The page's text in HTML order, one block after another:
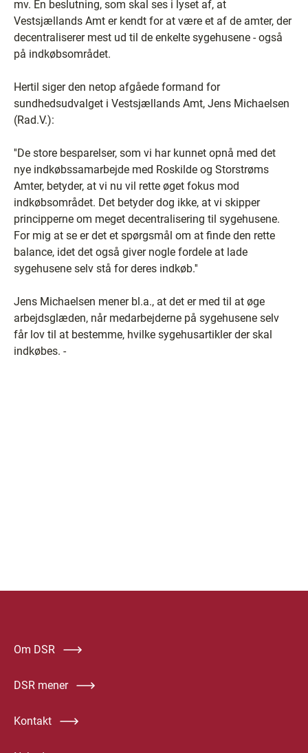
mv. En beslutning, som skal ses i lyset af, at
Vestsjællands Amt er kendt for at være et af de amter, der
decentraliserer mest ud til de enkelte sygehusene - også
på indkøbsområdet.
Hertil siger den netop afgåede formand for
sundhedsudvalget i Vestsjællands Amt, Jens Michaelsen
(Rad.V.):
''De store besparelser, som vi har kunnet opnå med det
nye indkøbssamarbejde med Roskilde og Storstrøms
Amter, betyder, at vi nu vil rette øget fokus mod
indkøbsområdet. Det betyder dog ikke, at vi skipper
principperne om meget decentralisering til sygehusene.
For mig at se er det et spørgsmål om at finde den rette
balance, idet det også giver nogle fordele at lade
sygehusene selv stå for deres indkøb.''
Jens Michaelsen mener bl.a., at det er med til at øge
arbejdsglæden, når medarbejderne på sygehusene selv
får lov til at bestemme, hvilke sygehusartikler der skal
indkøbes. -
Om DSR
DSR mener
Kontakt